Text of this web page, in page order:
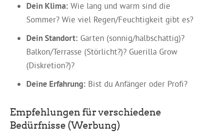
Dein Klima: Wie lang und warm sind die
Sommer? Wie viel Regen/Feuchtigkeit gibt es?
Dein Standort: Garten (sonnig/halbschattig)?
Balkon/Terrasse (Störlicht?)? Guerilla Grow
(Diskretion?)?
Deine Erfahrung: Bist du Anfänger oder Profi?
Empfehlungen für verschiedene
Bedürfnisse (Werbung)